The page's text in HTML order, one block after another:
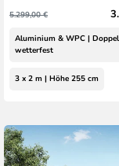
5.299,00 €
Aluminium & WPC |
wetterfest
3 x 2 m | Höhe 255 cm